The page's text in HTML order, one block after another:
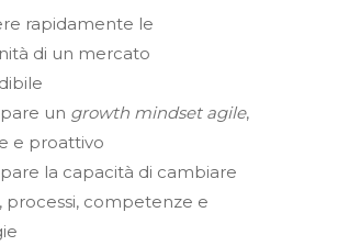
rapidamente le
di un mercato
un growth mindset agile,
e proattivo
la capacità di cambiare
processi, competenze e